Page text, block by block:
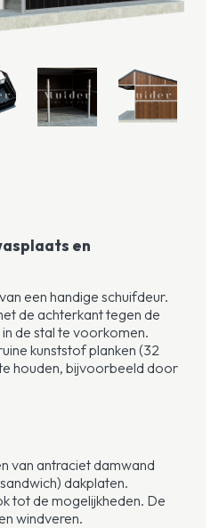
en
een handige schuifdeur.
de achterkant tegen de
de stal te voorkomen.
kunststof planken (32
houden, bijvoorbeeld door
van antraciet damwand
dakplaten.
tot de mogelijkheden. De
windveren.